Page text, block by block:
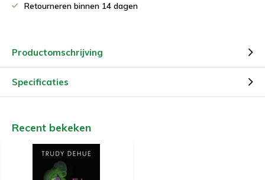
Retourneren binnen 14 dagen
Productomschrijving
Specificaties
Recent bekeken